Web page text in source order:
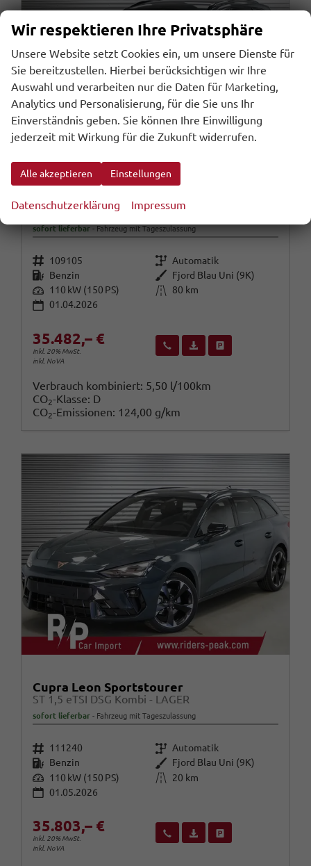
Cupra Leon Sportstourer
ST 1,5 eTSI DSG Kombi - LAGER
sofort lieferbar Fahrzeug mit Tageszulassung
Fahrzeugnr. 109105 Getriebe Automatik
Kraftstoff Benzin Außenfarbe
Fjord Blau Uni (9K)
Leistung 110 kW (150 PS) Kilometerstand
80 km
01.04.2026
35.482,– €
inkl. 20% MwSt.
inkl. NoVA
Wir rufen Sie anFahrzeugexposé (PDF)
Verbrauch kombiniert: 5,50 l/100km
CO2-Klasse: D
CO2-Emissionen: 124,00 g/km
Cupra Leon Sportstourer
ST 1,5 eTSI DSG Kombi - LAGER
sofort lieferbar Fahrzeug mit Tageszulassung
Fahrzeugnr. 111240 Getriebe Automatik
Kraftstoff Benzin Außenfarbe Fjord Blau Uni (9K)
Leistung 110 kW (150 PS) Kilometerstand
20 km
01.05.2026
35.803,– €
inkl. 20% MwSt.
inkl. NoVA
Wir rufen Sie anFahrzeugexposé (PDF)
Wir respektieren Ihre Privatsphäre
Unsere Website setzt Cookies ein, um unsere Dienste für
Sie bereitzustellen. Hierbei berücksichtigen wir Ihre
Auswahl und verarbeiten nur die Daten für Marketing,
Analytics und Personalisierung, für die Sie uns Ihr
Einverständnis geben. Sie können Ihre Einwilligung
jederzeit mit Wirkung für die Zukunft widerrufen.
Alle akzeptieren Einstellungen
Datenschutzerklärung Impressum